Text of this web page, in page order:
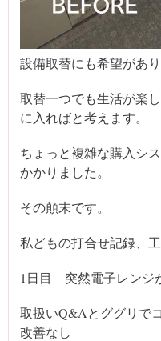
設備取替にも希望があり
取替一つでも生活が楽
に入ればと考えます。
ちょっと複雑な購入シ
かかりました。
その顛末です。
私どもの打合せ記録、
1日目 突然電子レンジ
取扱いQ&Aとググリで
改善なし